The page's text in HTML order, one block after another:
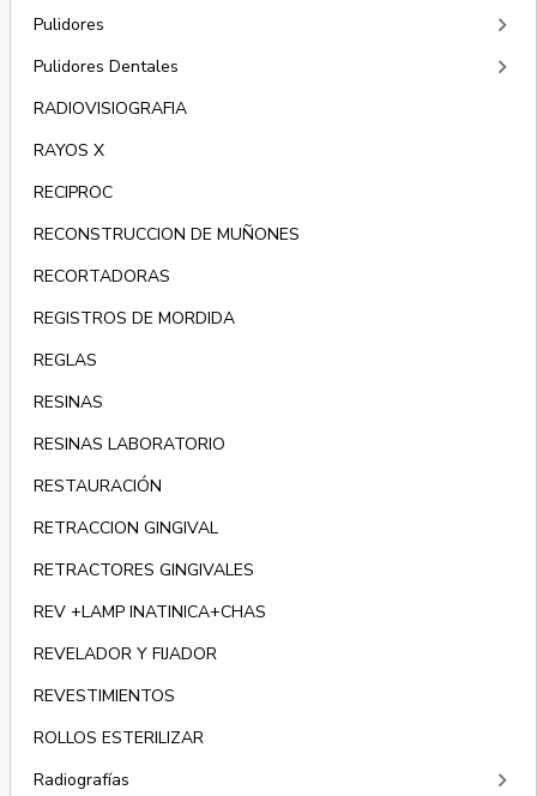
Pulidores keyboard_arrow_right
Pulidores Dentales keyboard_arrow_right
RADIOVISIOGRAFIA
RAYOS X
RECIPROC
RECONSTRUCCION DE MUÑONES
RECORTADORAS
REGISTROS DE MORDIDA
REGLAS
RESINAS
RESINAS LABORATORIO
RESTAURACIÓN
RETRACCION GINGIVAL
RETRACTORES GINGIVALES
REV +LAMP INATINICA+CHAS
REVELADOR Y FIJADOR
REVESTIMIENTOS
ROLLOS ESTERILIZAR
Radiografías
keyboard_arrow_right